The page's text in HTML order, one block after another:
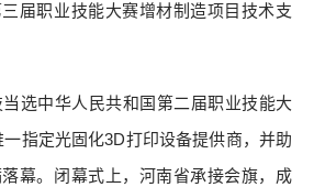
届职业技能大赛增材制造项目技术支
选中华人民共和国第二届职业技能大
指定光固化3D打印设备提供商，并助
幕。闭幕式上，河南省承接会旗，成